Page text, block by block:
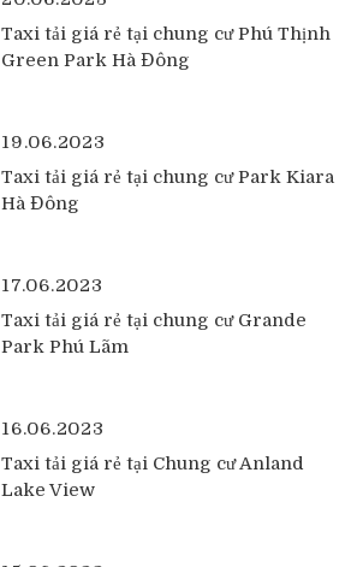
Taxi tải giá rẻ tại chung cư Phú Thịnh
Green Park Hà Đông
19.06.2023
Taxi tải giá rẻ tại chung cư Park Kiara
Hà Đông
17.06.2023
Taxi tải giá rẻ tại chung cư Grande
Park Phú Lãm
16.06.2023
Taxi tải giá rẻ tại Chung cư Anland
Lake View